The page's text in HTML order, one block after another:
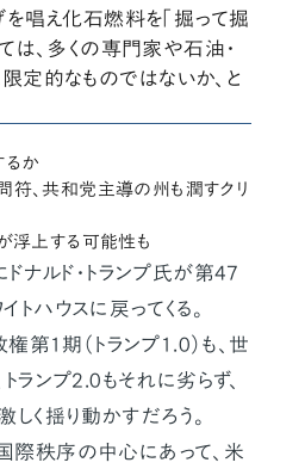
を唱え化石燃料を「掘って掘
は、多くの専門家や石油・
定的なものではないか、と
るか
符、共和党主導の州も潤すクリ
浮上する可能性も
ナルド・トランプ氏が第47
ハウスに戻ってくる。
第1期（トランプ1.0）も、世
ランプ2.0もそれに劣らず、
く揺り動かすだろう。
秩序の中心にあって、米